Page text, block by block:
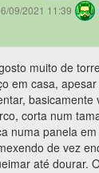
09/2021 11:39
muito de
em casa,
basicamente
corta num
numa panela
de vez
até dourar.